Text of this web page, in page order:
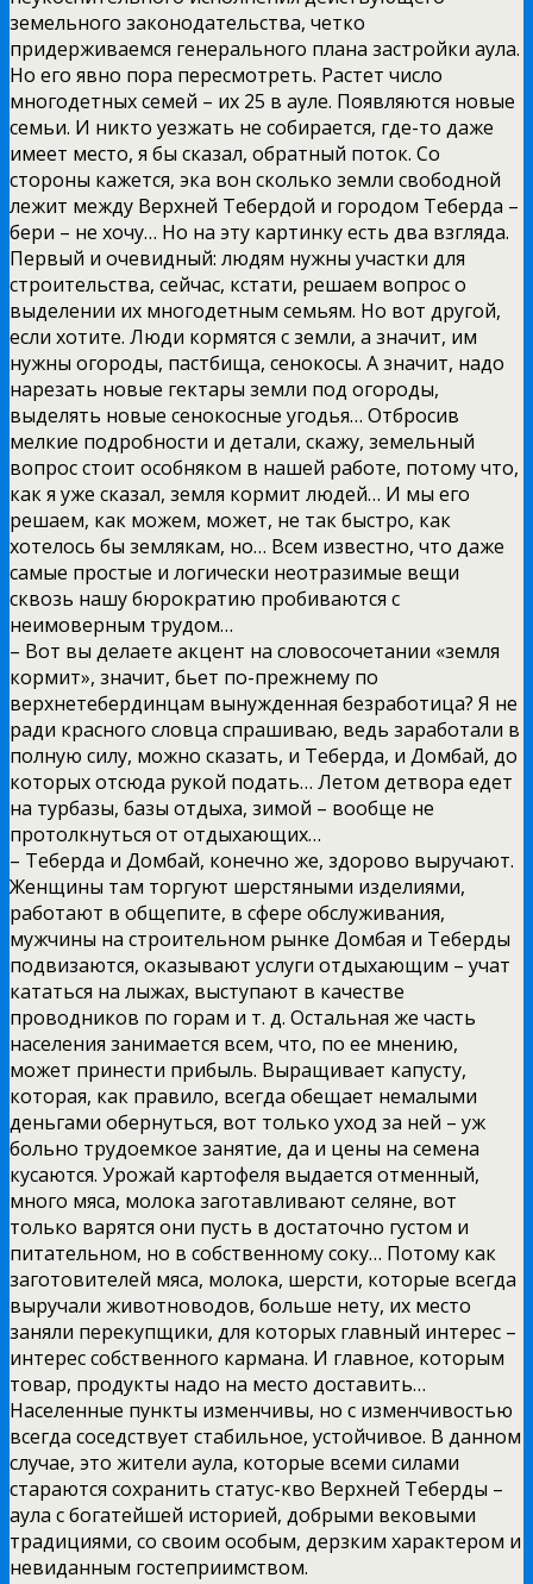
земельного законодательства, четко
придерживаемся генерального плана застройки аула.
Но его явно пора пересмотреть. Растет число
многодетных семей – их 25 в ауле. Появляются новые
семьи. И никто уезжать не собирается, где-то даже
имеет место, я бы сказал, обратный поток. Со
стороны кажется, эка вон сколько земли свободной
лежит между Верхней Тебердой и городом Теберда –
бери – не хочу… Но на эту картинку есть два взгляда.
Первый и очевидный: людям нужны участки для
строительства, сейчас, кстати, решаем вопрос о
выделении их многодетным семьям. Но вот другой,
если хотите. Люди кормятся с земли, а значит, им
нужны огороды, пастбища, сенокосы. А значит, надо
нарезать новые гектары земли под огороды,
выделять новые сенокосные угодья… Отбросив
мелкие подробности и детали, скажу, земельный
вопрос стоит особняком в нашей работе, потому что,
как я уже сказал, земля кормит людей… И мы его
решаем, как можем, может, не так быстро, как
хотелось бы землякам, но… Всем известно, что даже
самые простые и логически неотразимые вещи
сквозь нашу бюрократию пробиваются с
неимоверным трудом…
– Вот вы делаете акцент на словосочетании «земля
кормит», значит, бьет по-прежнему по
верхнетебердинцам вынужденная безработица? Я не
ради красного словца спрашиваю, ведь заработали в
полную силу, можно сказать, и Теберда, и Домбай, до
которых отсюда рукой подать… Летом детвора едет
на турбазы, базы отдыха, зимой – вообще не
протолкнуться от отдыхающих…
– Теберда и Домбай, конечно же, здорово выручают.
Женщины там торгуют шерстяными изделиями,
работают в общепите, в сфере обслуживания,
мужчины на строительном рынке Домбая и Теберды
подвизаются, оказывают услуги отдыхающим – учат
кататься на лыжах, выступают в качестве
проводников по горам и т. д. Остальная же часть
населения занимается всем, что, по ее мнению,
может принести прибыль. Выращивает капусту,
которая, как правило, всегда обещает немалыми
деньгами обернуться, вот только уход за ней – уж
больно трудоемкое занятие, да и цены на семена
кусаются. Урожай картофеля выдается отменный,
много мяса, молока заготавливают селяне, вот
только варятся они пусть в достаточно густом и
питательном, но в собственному соку… Потому как
заготовителей мяса, молока, шерсти, которые всегда
выручали животноводов, больше нету, их место
заняли перекупщики, для которых главный интерес –
интерес собственного кармана. И главное, которым
товар, продукты надо на место доставить…
Населенные пункты изменчивы, но с изменчивостью
всегда соседствует стабильное, устойчивое. В данном
случае, это жители аула, которые всеми силами
стараются сохранить статус-кво Верхней Теберды –
аула с богатейшей историей, добрыми вековыми
традициями, со своим особым, дерзким характером и
невиданным гостеприимством.